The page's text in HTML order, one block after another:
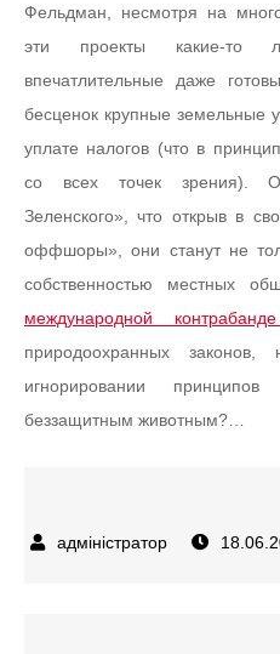
Фельдман, несмотря на
эти проекты какие-то
впечатлительные даже
бесценок крупные земельные
уплате налогов (что в
со всех точек зрения).
Зеленского», что открыв в
оффшоры», они станут не
собственностью местных
международной
природоохранных
игнорировании
беззащитным животным?…